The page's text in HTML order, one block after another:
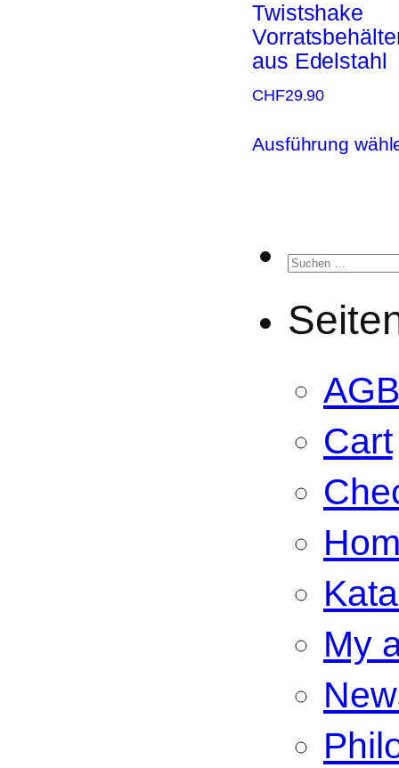
Twistshake
aus Edelstahl
CHF29.90
Ausführung
Suchen
AGB
Cart
My